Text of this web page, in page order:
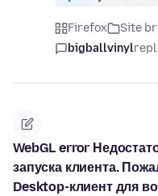
Firefox Site
bigballvinyl
WebGL error
запуска клиента.
Desktop-клиент для